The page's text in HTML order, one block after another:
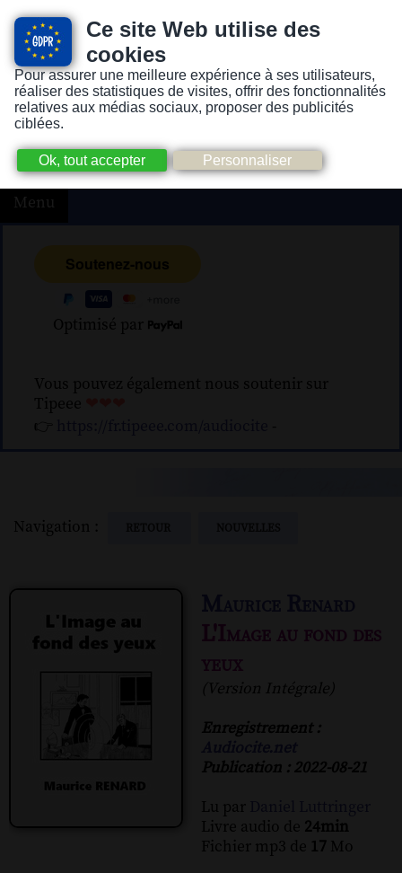
Ce site Web utilise des
cookies
Pour assurer une meilleure expérience à ses utilisateurs,
réaliser des statistiques de visites, offrir des fonctionnalités
relatives aux médias sociaux, proposer des publicités
ciblées.
Version pour personnes mal-voyantes ou non-voyantes
Menu
Optimisé par
Vous pouvez également nous soutenir sur
Tipeee
👉
-
Navigation :
L'Image au fond des
yeux
(Version Intégrale)
Enregistrement :
Publication : 2022-08-21
Lu par
Livre audio de 24min
Fichier mp3 de 17 Mo